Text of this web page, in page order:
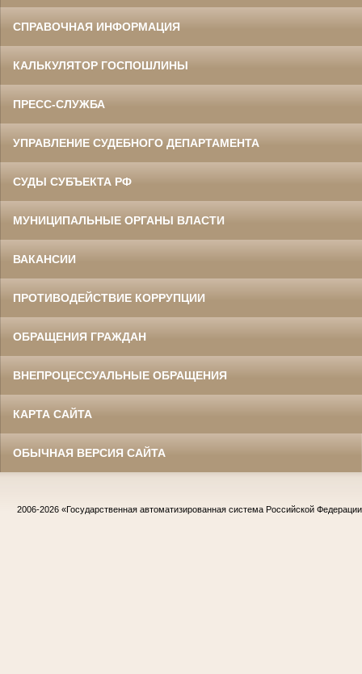
СПРАВОЧНАЯ ИНФОРМАЦИЯ
КАЛЬКУЛЯТОР ГОСПОШЛИНЫ
ПРЕСС-СЛУЖБА
УПРАВЛЕНИЕ СУДЕБНОГО ДЕПАРТАМЕНТА
СУДЫ СУБЪЕКТА РФ
МУНИЦИПАЛЬНЫЕ ОРГАНЫ ВЛАСТИ
ВАКАНСИИ
ПРОТИВОДЕЙСТВИЕ КОРРУПЦИИ
ОБРАЩЕНИЯ ГРАЖДАН
ВНЕПРОЦЕССУАЛЬНЫЕ ОБРАЩЕНИЯ
КАРТА САЙТА
ОБЫЧНАЯ ВЕРСИЯ САЙТА
2006-2026 «Государственная автоматизированная система Российской